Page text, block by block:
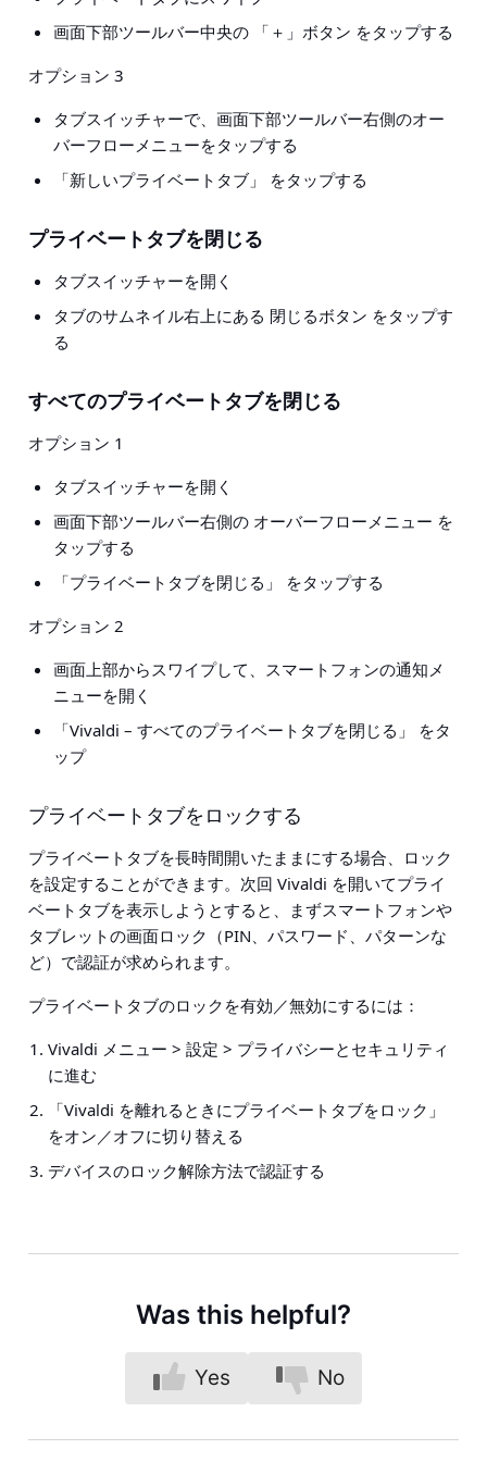
画面下部ツールバー中央の 「＋」ボタン をタップする
オプション 3
タブスイッチャーで、画面下部ツールバー右側のオー
バーフローメニューをタップする
「新しいプライベートタブ」 をタップする
プライベートタブを閉じる
タブスイッチャーを開く
タブのサムネイル右上にある 閉じるボタン をタップす
る
すべてのプライベートタブを閉じる
オプション 1
タブスイッチャーを開く
画面下部ツールバー右側の オーバーフローメニュー を
タップする
「プライベートタブを閉じる」 をタップする
オプション 2
画面上部からスワイプして、スマートフォンの通知メ
ニューを開く
「Vivaldi – すべてのプライベートタブを閉じる」
をタ
ップ
プライベートタブをロックする
プライベートタブを長時間開いたままにする場合、ロック
を設定することができます。次回 Vivaldi を開いてプライ
ベートタブを表示しようとすると、まずスマートフォンや
タブレットの画面ロック（PIN、パスワード、パターンな
ど）で認証が求められます。
プライベートタブのロックを有効／無効にするには：
Vivaldi メニュー > 設定 > プライバシーとセキュリティ
に進む
「Vivaldi を離れるときにプライベートタブをロック」
をオン／オフに切り替える
デバイスのロック解除方法で認証する
Was this helpful?
Yes No